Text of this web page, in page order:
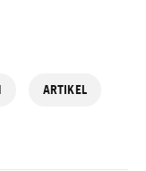
ARTIKEL